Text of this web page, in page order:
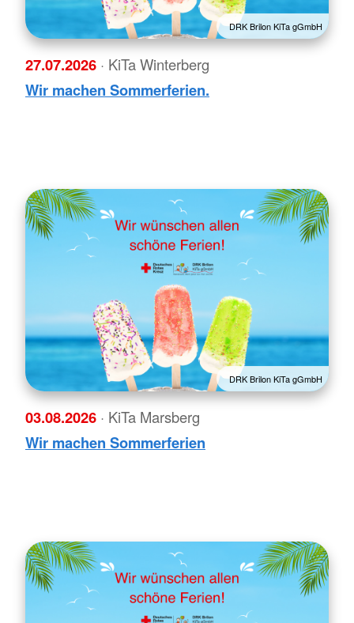
DRK Brilon KiTa gGmbH
27.07.2026 · KiTa Winterberg
Wir machen Sommerferien.
DRK Brilon KiTa gGmbH
03.08.2026 · KiTa Marsberg
Wir machen Sommerferien